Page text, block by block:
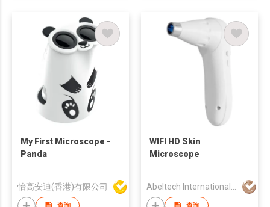
My First Microscope -
Panda
怡高安迪(香港)有限公司
查詢
WIFI HD Skin
Microscope
Abeltech International Co., Ltd.
查詢